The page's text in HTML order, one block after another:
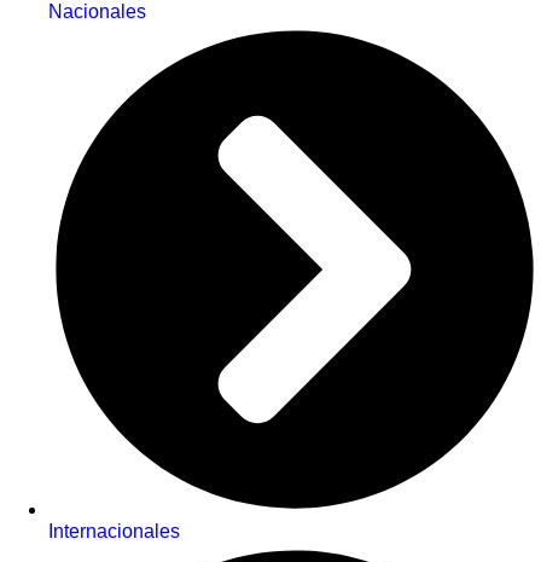
Nacionales
Internacionales